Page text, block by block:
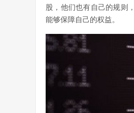
股，他们也有自己的规则
能够保障自己的权益。